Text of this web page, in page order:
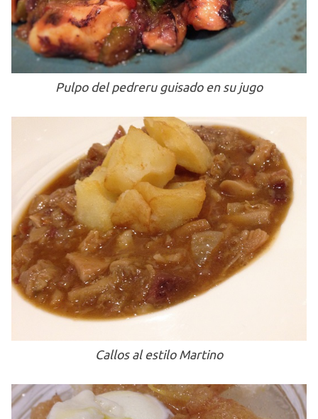
Pulpo del pedreru guisado en su jugo
Callos al estilo Martino